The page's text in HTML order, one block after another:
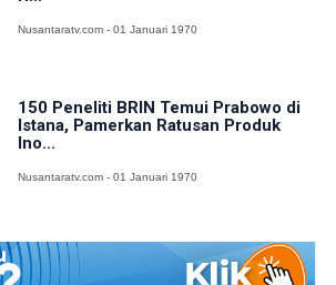
Nusantaratv.com - 01 Januari 1970
150 Peneliti BRIN Temui Prabowo di
Istana, Pamerkan Ratusan Produk
Ino...
Nusantaratv.com - 01 Januari 1970
Peneliti BRIN Akan Temui Prabowo,
Paparkan Hasil Riset soal Pangan hin...